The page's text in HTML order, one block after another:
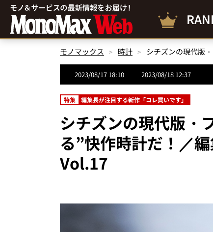
モノマックス 時計
2023/08/17 18:10 2023/08/18 12:37
特集 編集長が注目する新作「コレ買いです」
シチズンの現代版・
る”快作時計だ！／
Vol.17